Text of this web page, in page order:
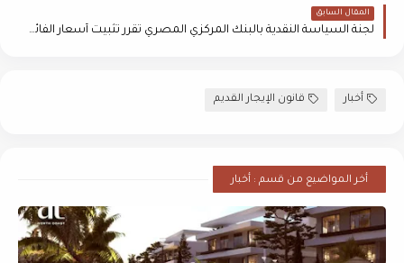
المقال السابق
لجنة السياسة النقدية بالبنك المركزي المصري تقرر تثبيت أسعار الفائدة الرئيسية
أخبار قانون الإيجار القديم
أخر المواضيع من قسم : أخبار